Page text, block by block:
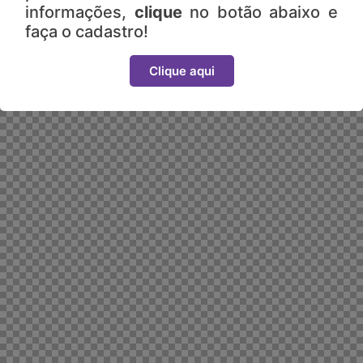
informações, cliqueno botão abaixo e
faça o cadastro!
Clique aqui